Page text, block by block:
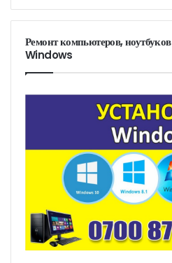
Ремонт компьютеров,
Windows